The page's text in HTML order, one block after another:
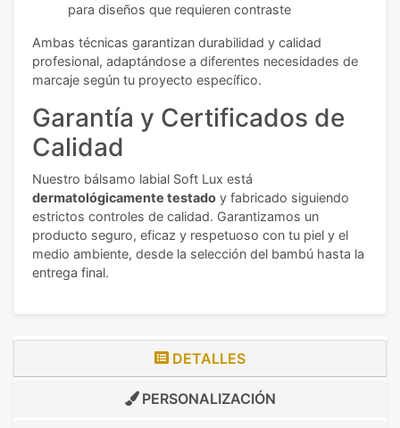
para diseños que requieren contraste
Ambas técnicas garantizan durabilidad y calidad
profesional, adaptándose a diferentes necesidades de
marcaje según tu proyecto específico.
Garantía y Certificados de
Calidad
Nuestro bálsamo labial Soft Lux está
dermatológicamente testado y fabricado siguiendo
estrictos controles de calidad. Garantizamos un
producto seguro, eficaz y respetuoso con tu piel y el
medio ambiente, desde la selección del bambú hasta la
entrega final.
DETALLES
PERSONALIZACIÓN